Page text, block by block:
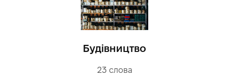
Будівництво
23 слова